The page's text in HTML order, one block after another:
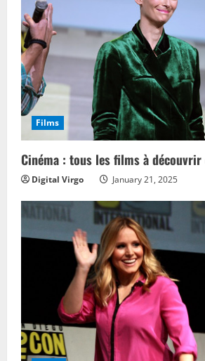
Films
Cinéma : tous les films à découvrir
Digital Virgo January 21, 2025